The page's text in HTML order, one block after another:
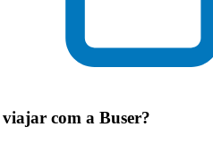
com a Buser?